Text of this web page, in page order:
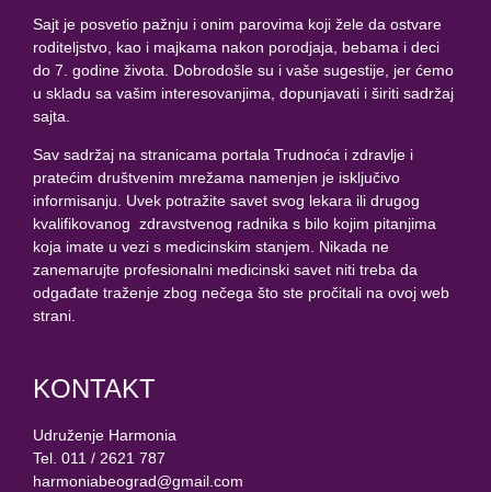
Sajt je posvetio pažnju i onim parovima koji žele da ostvare
roditeljstvo, kao i majkama nakon porodjaja, bebama i deci
do 7. godine života. Dobrodošle su i vaše sugestije, jer ćemo
u skladu sa vašim interesovanjima, dopunjavati i širiti sadržaj
sajta.
Sav sadržaj na stranicama portala Trudnoća i zdravlje i
pratećim društvenim mrežama namenjen je isključivo
informisanju. Uvek potražite savet svog lekara ili drugog
kvalifikovanog zdravstvenog radnika s bilo kojim pitanjima
koja imate u vezi s medicinskim stanjem. Nikada ne
zanemarujte profesionalni medicinski savet niti treba da
odgađate traženje zbog nečega što ste pročitali na ovoj web
strani.
KONTAKT
Udruženje Harmonia
Tel. 011 / 2621 787
harmoniabeograd@gmail.com